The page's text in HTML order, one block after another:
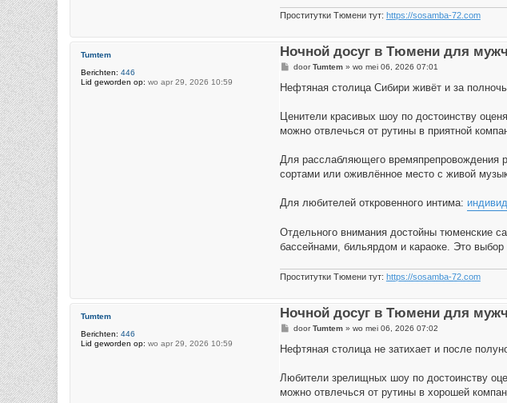
Проститутки Тюмени тут: https://sosamba-72.com
Tumtem
Berichten: 446
Lid geworden op: wo apr 29, 2026 10:59
Ночной досуг в Тюмени для
B
r
h
doorTumtem» wo mei 06, 2026 07:01
Нефтяная столица Сибири живёт и за
Ценители красивых шоу по достоинству
можно отвлечься от рутины в приятной
Для расслабляющего времяпрепровождения
сортами или оживлённое место с живой
Для любителей откровенного интима:
Отдельного внимания достойны тюменские
бассейнами, бильярдом и караоке. Это
Проститутки Тюмени тут: https://sosamba-72.com
Tumtem
Berichten: 446
Lid geworden op: wo apr 29, 2026 10:59
Ночной досуг в Тюмени для
B
r
h
doorTumtem» wo mei 06, 2026 07:02
Нефтяная столица не затихает и после
Любители зрелищных шоу по достоинству
можно отвлечься от рутины в хорошей